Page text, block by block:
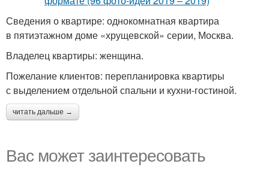
Сведения о квартире: однокомнатная квартира
в пятиэтажном доме «хрущевской» серии, Москва.
Владелец квартиры: женщина.
Пожелание клиентов: перепланировка квартиры
с выделением отдельной спальни и кухни-гостиной.
читать дальше →
Вас может заинтересовать